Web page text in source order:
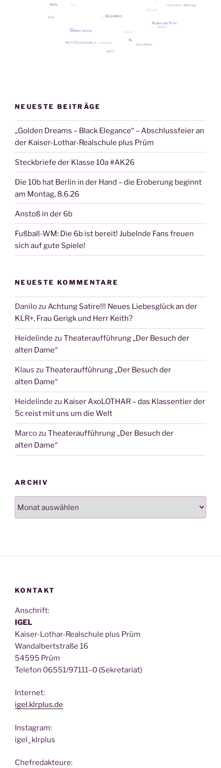
NEUESTE BEITRÄGE
„Golden Dreams – Black Elegance“ – Abschlussfeier an
der Kaiser-Lothar-Realschule plus Prüm
Steckbriefe der Klasse 10a #AK26
Die 10b hat Berlin in der Hand – die Eroberung beginnt
am Montag, 8.6.26
Anstoß in der 6b
Fußball-WM: Die 6b ist bereit! Jubelnde Fans freuen
sich auf gute Spiele!
NEUESTE KOMMENTARE
Danilozu Achtung Satire!!! Neues Liebesglück an der
KLR+, Frau Gerigk und Herr Keith?
Heidelinde zu Theateraufführung „Der Besuch der
alten Dame“
Klaus zu Theateraufführung „Der Besuch der
alten Dame“
Heidelinde zu Kaiser AxoLOTHAR – das Klassentier der
5c reist mit uns um die Welt
Marcozu Theateraufführung „Der Besuch der
alten Dame“
ARCHIV
KONTAKT
Anschrift:
IGEL
Kai­ser-Lothar-Real­schu­le plus Prüm
Wan­dal­bert­stra­ße 16
54595 Prüm
Tele­fon 06551/97111–0 (Sekre­ta­ri­at)
Inter­net:
igel.klrplus.de
Insta­gram:
igel_klrplus
Chef­re­dak­teu­re: